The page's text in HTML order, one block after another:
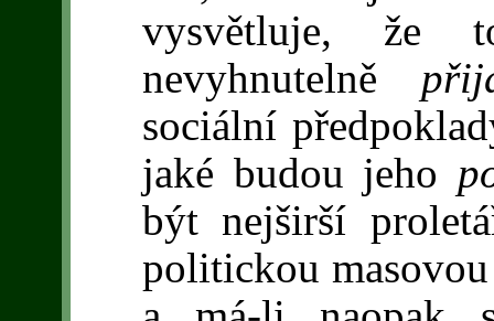
vysvětluje, že
nevyhnutelně
sociální
jaké budou jeho
být nejširší
politickou